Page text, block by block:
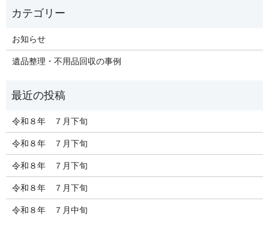
お知らせ
遺品整理・不用品回収の事例
令和８年 ７月下旬
令和８年 ７月下旬
令和８年 ７月下旬
令和８年 ７月下旬
令和８年 ７月中旬